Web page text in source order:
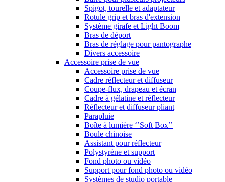
Spigot, tourelle et adaptateur
Rotule grip et bras d'extension
Système girafe et Light Boom
Bras de déport
Bras de réglage pour pantographe
Divers accessoire
Accessoire prise de vue
Accessoire prise de vue
Cadre réflecteur et diffuseur
Coupe-flux, drapeau et écran
Cadre à gélatine et réflecteur
Réflecteur et diffuseur pliant
Parapluie
Boîte à lumière ‘’Soft Box’’
Boule chinoise
Assistant pour réflecteur
Polystyrène et support
Fond photo ou vidéo
Support pour fond photo ou vidéo
Systèmes de studio portable